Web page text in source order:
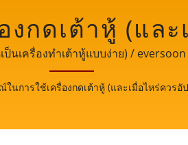
กดเต้าหู้ (และ
ยผลิตภัณฑ์เต้
ผลิตเครื่องบดแ
MACHINE
เครื่องทำเต้าหู้แบบง่าย) /
อดภัยด้านอาหาร เราแบ่งปันเทคโน
ะทรงพลังในการเป็นสักขีพยานในกา
นการใช้เครื่องกดเต้าหู้ (และเมื่อไหร่ควรอัป